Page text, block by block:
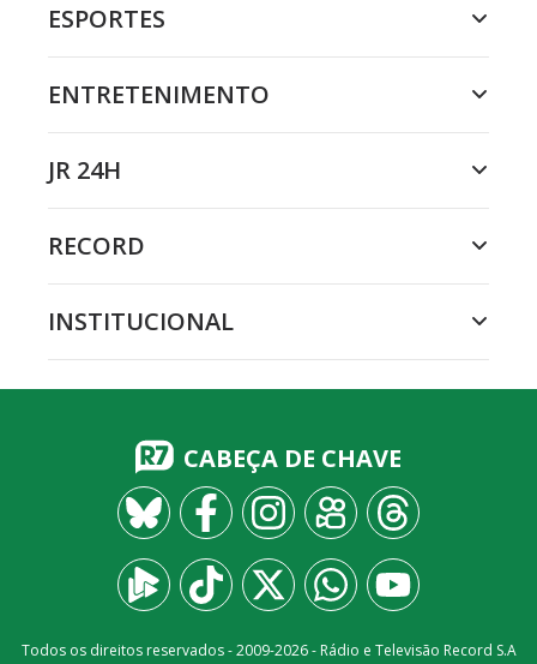
ESPORTES
ENTRETENIMENTO
JR 24H
RECORD
INSTITUCIONAL
CABEÇA DE CHAVE
Todos os direitos reservados - 2009-2026- Rádio e Televisão Record S.A